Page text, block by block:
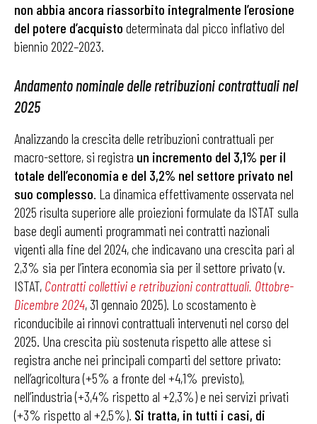
non abbia ancora riassorbito integralmente l’erosione
del potere d’acquisto determinata dal picco inflativo del
biennio 2022–2023.
Andamento nominale delle retribuzioni contrattuali nel
2025
Analizzando la crescita delle retribuzioni contrattuali per
macro-settore, si registra un incremento del 3,1% per il
totale dell’economia e del 3,2% nel settore privato nel
suo complesso. La dinamica effettivamente osservata nel
2025 risulta superiore alle proiezioni formulate da ISTAT sulla
base degli aumenti programmati nei contratti nazionali
vigenti alla fine del 2024, che indicavano una crescita pari al
2,3% sia per l’intera economia sia per il settore privato (v.
ISTAT, Contratti collettivi e retribuzioni contrattuali. Ottobre-
Dicembre 2024, 31 gennaio 2025). Lo scostamento è
riconducibile ai rinnovi contrattuali intervenuti nel corso del
2025. Una crescita più sostenuta rispetto alle attese si
registra anche nei principali comparti del settore privato:
nell’agricoltura (+5% a fronte del +4,1% previsto),
nell’industria (+3,4% rispetto al +2,3%) e nei servizi privati
(+3% rispetto al +2,5%). Si tratta, in tutti i casi, di